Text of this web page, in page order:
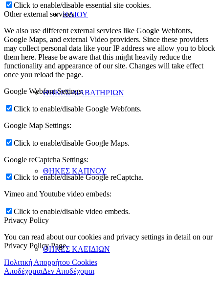
ΗΛΙΟΥ
ΘΗΚΕΣ ΔΙΑΒΑΤΗΡΙΩΝ
ΘΗΚΕΣ ΚΑΠΝΟΥ
ΘΗΚΕΣ ΚΛΕΙΔΙΩΝ
Click to enable/disable essential site cookies.
Other external services
We also use different external services like Google Webfonts,
Google Maps, and external Video providers. Since these providers
may collect personal data like your IP address we allow you to block
them here. Please be aware that this might heavily reduce the
functionality and appearance of our site. Changes will take effect
once you reload the page.
Google Webfont Settings:
Click to enable/disable Google Webfonts.
Google Map Settings:
Click to enable/disable Google Maps.
Google reCaptcha Settings:
Click to enable/disable Google reCaptcha.
Vimeo and Youtube video embeds:
Click to enable/disable video embeds.
Privacy Policy
You can read about our cookies and privacy settings in detail on our
Privacy Policy Page.
Πολιτική Απορρήτου Cookies
ΑποδέχομαιΔεν Αποδέχομαι